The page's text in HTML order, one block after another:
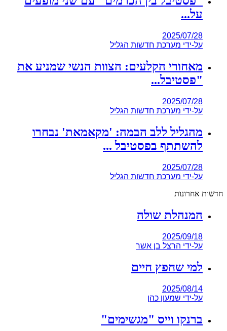
על...
2025/07/28
על-ידי מערכת חדשות הגליל
מאחורי הקלעים: הצוות הנשי שמניע את
"פסטיבל...
2025/07/28
על-ידי מערכת חדשות הגליל
מהגליל ללב הבמה: 'מקאמאת' נבחרו
להשתתף בפסטיבל ...
2025/07/28
על-ידי מערכת חדשות הגליל
חדשות אחרונות
המנהלת שולה
2025/09/18
על-ידי הרצל בן אשר
למי שחפץ חיים
2025/08/14
על-ידי שמעון כהן
ברנקו וייס "מגשימים"